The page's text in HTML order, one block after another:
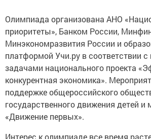
Олимпиада организована АНО
приоритеты», Банком России,
Минэкономразвития России и
платформой Учи.ру в соответствии
задачами национального проекта
конкурентная экономика».
поддержке общероссийского
государственного движения детей и
«Движение первых».